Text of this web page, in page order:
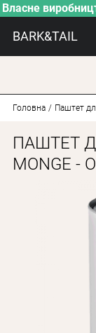
Власне
BARK&TAIL
Головна Паштет
ПАШТЕТ
MONGE -